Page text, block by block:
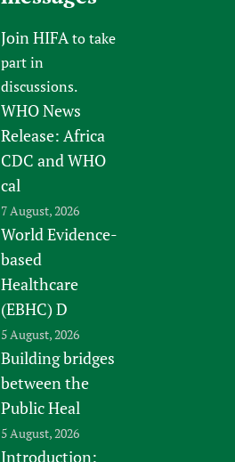
Join HIFAto take
part in
discussions.
WHO News
Release: Africa
CDC and WHO
cal
7 August, 2026
World Evidence-
based
Healthcare
(EBHC) D
5 August, 2026
Building bridges
between the
Public Heal
5 August, 2026
Introduction: